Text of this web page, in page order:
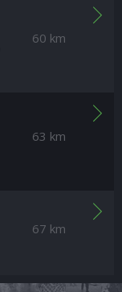
60 km
63 km
67 km